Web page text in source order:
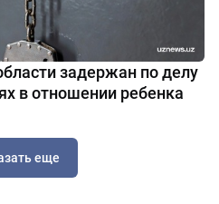
задержан по делу
в отношении ребенка
еще